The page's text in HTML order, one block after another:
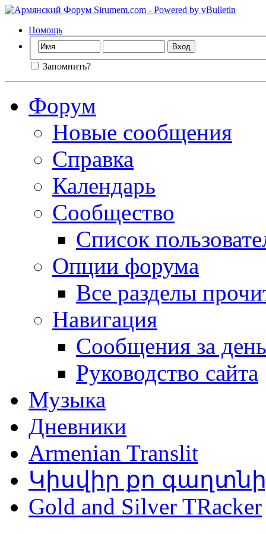
Помощь
Запомнить?
Форум
Новые сообщения
Справка
Календарь
Сообщество
Список
Опции форума
Все разделы
Навигация
Сообщения за день
Руководство сайта
Музыка
Дневники
Armenian Translit
Կիսվիր քո
Gold and Silver TRacker